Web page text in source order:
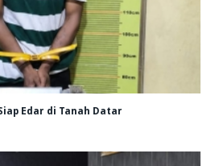
Edar di Tanah Datar